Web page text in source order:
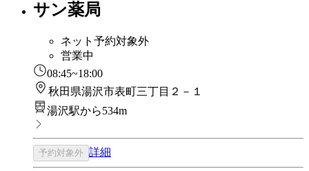
サン薬局
ネット予約対象外
営業中
08:45~18:00
秋田県湯沢市表町三丁目２－１
湯沢駅から534m
予約対象外 詳細